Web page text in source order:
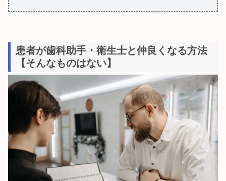
患者が歯科助手・衛生士と仲良くなる方法
【そんなものはない】